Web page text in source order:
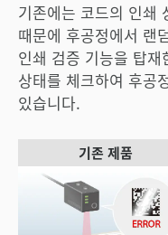
기존에는 코드의 인쇄
때문에 후공정에서 랜
인쇄 검증 기능을 탑
상태를 체크하여 후공
있습니다.
기존 제품